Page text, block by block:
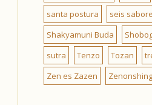
santa postura
seis
Shakyamuni Buda
sutra
Tenzo Tozan
Zen es Zazen